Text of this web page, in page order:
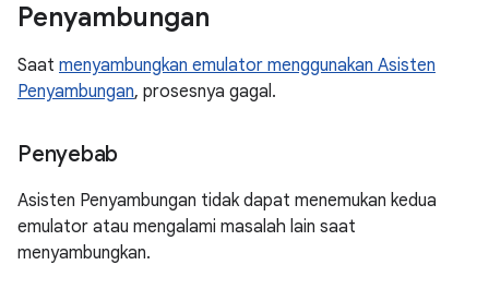
Penyambungan
Saat menyambungkan emulator menggunakan Asisten
Penyambungan, prosesnya gagal.
Penyebab
Asisten Penyambungan tidak dapat menemukan kedua
emulator atau mengalami masalah lain saat
menyambungkan.